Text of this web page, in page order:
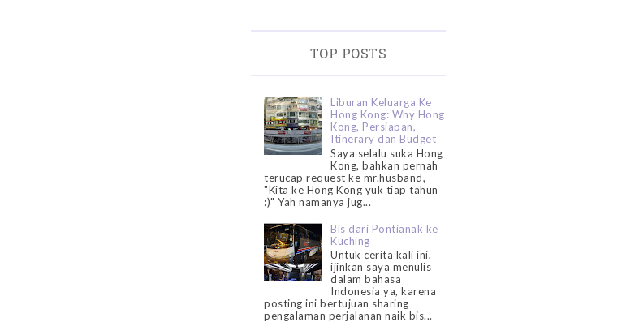
TOP POSTS
Liburan Keluarga Ke
Hong Kong: Why Hong
Kong, Persiapan,
Itinerary dan Budget
Saya selalu suka Hong
Kong, bahkan pernah
terucap request ke mr.husband,
"Kita ke Hong Kong yuk tiap tahun
:)" Yah namanya jug...
Bis dari Pontianak ke
Kuching
Untuk cerita kali ini,
ijinkan saya menulis
dalam bahasa
Indonesia ya, karena
posting ini bertujuan sharing
pengalaman perjalanan naik bis...